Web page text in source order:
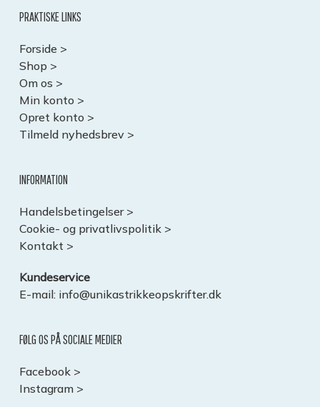
PRAKTISKE LINKS
Forside >
Shop >
Om os >
Min konto >
Opret konto >
Tilmeld nyhedsbrev >
INFORMATION
Handelsbetingelser >
Cookie- og privatlivspolitik >
Kontakt >
Kundeservice
E-mail: info@unikastrikkeopskrifter.dk
FØLG OS PÅ SOCIALE MEDIER
Facebook >
Instagram >